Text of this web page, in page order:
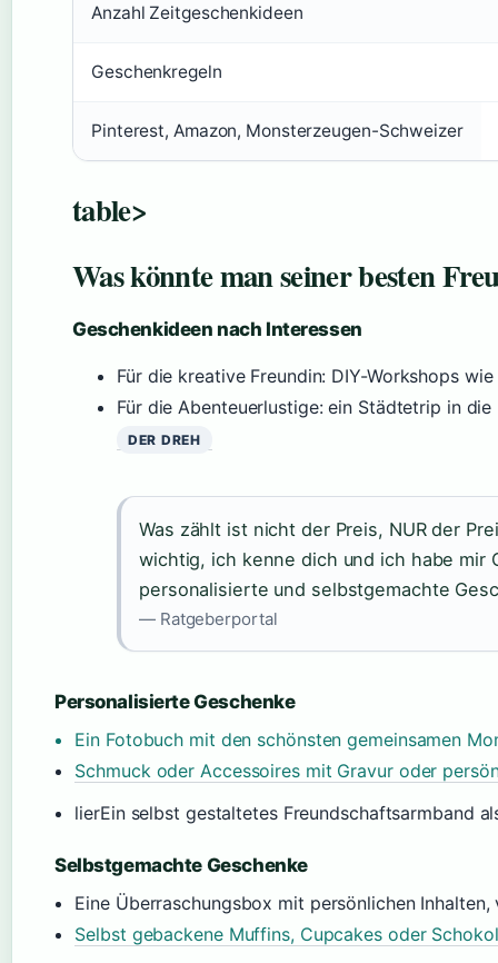
Anzahl Zeitgeschenkideen
Geschenkregeln
Pinterest, Amazon, Monsterzeugen-Schweizer
table>
Was könnte man seiner besten
Geschenkideen nach Interessen
Für die kreative Freundin: DIY-Workshops
Für die Abenteuerlustige: ein Städtetrip in
DER DREH
Was zählt ist nicht der Preis, NUR der
wichtig, ich kenne dich und ich habe mir
personalisierte und selbstgemachte
— Ratgeberportal
Personalisierte Geschenke
Ein Fotobuch mit den schönsten gemeinsamen
Schmuck oder Accessoires mit Gravur oder
lierEin selbst gestaltetes Freundschaftsarmband
Selbstgemachte Geschenke
Eine Überraschungsbox mit persönlichen
Selbst gebackene Muffins, Cupcakes oder